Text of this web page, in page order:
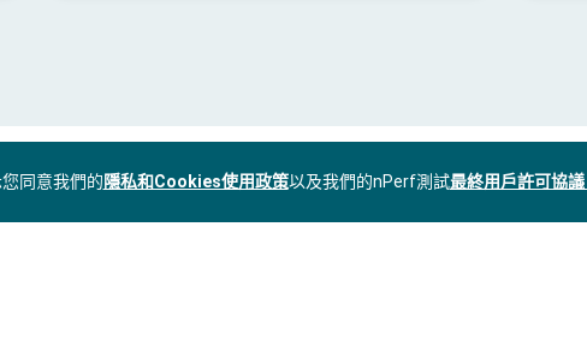
同意我們的隱私和Cookies使用政策以及我們的nPerf測試最終用戶許可協議